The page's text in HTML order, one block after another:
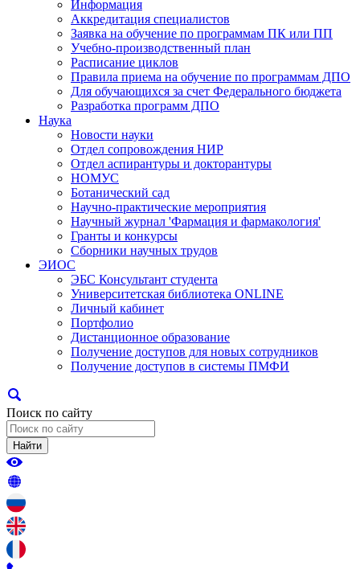
Информация
Аккредитация специалистов
Заявка на обучение по программам ПК или ПП
Учебно-производственный план
Расписание циклов
Правила приема на обучение по программам ДПО
Для обучающихся за счет Федерального бюджета
Разработка программ ДПО
Наука
Новости науки
Отдел сопровождения НИР
Отдел аспирантуры и докторантуры
НОМУС
Ботанический сад
Научно-практические мероприятия
Научный журнал 'Фармация и фармакология'
Гранты и конкурсы
Сборники научных трудов
ЭИОС
ЭБС Консультант студента
Университетская библиотека ONLINE
Личный кабинет
Портфолио
Дистанционное образование
Получение доступов для новых сотрудников
Получение доступов в системы ПМФИ
Поиск по сайту
Найти